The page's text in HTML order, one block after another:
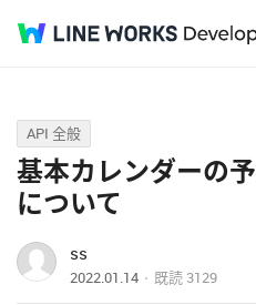
Q&A
API 全般
基本カレンダーの
について
ss
2022.01.14 既読 3129